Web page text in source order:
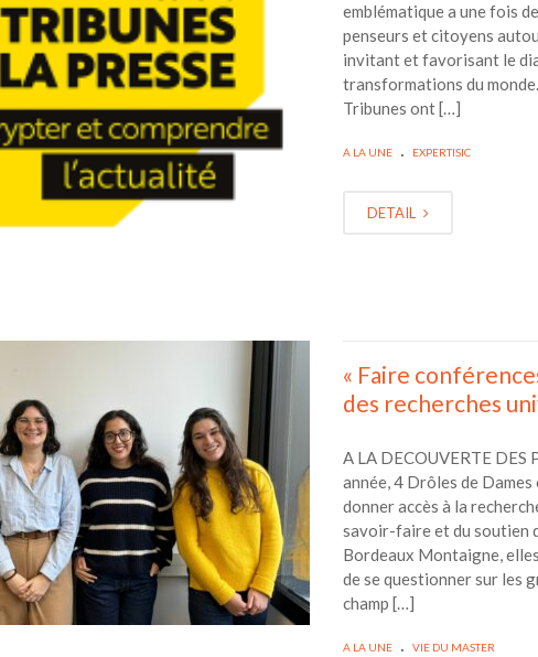
emblématique a une fois
penseurs et citoyens
invitant et favorisant le
transformations du
Tribunes ont […]
A LA UNE . EXPERTISIC
DETAIL
« Faire
des recherches
A LA DECOUVERTE DES
année, 4 Drôles de
donner accès à la
savoir-faire et du soutien
Bordeaux Montaigne,
de se questionner sur les
champ […]
A LA UNE . VIE DU MASTER